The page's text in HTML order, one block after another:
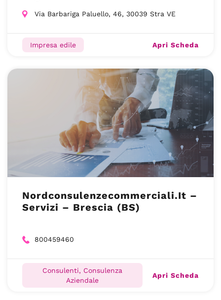
Via Barbariga Paluello, 46, 30039 Stra VE
Impresa edile Apri Scheda
Nordconsulenzecommerciali.It –
Servizi – Brescia (BS)
800459460
Consulenti, Consulenza
Aziendale
Apri Scheda